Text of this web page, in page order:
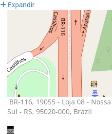
Expandir
BR-116, 19055 - Loja 08 -
Sul - RS, 95020-000, Brazil